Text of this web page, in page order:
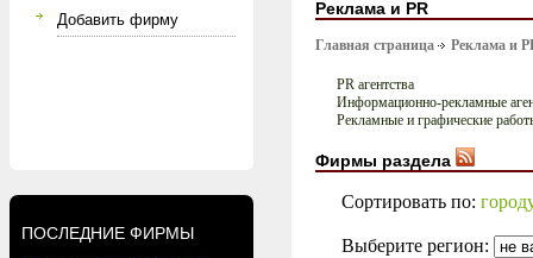
Добавить фирму
ПОСЛЕДНИЕ ФИРМЫ
Реклама и PR
Главная страница Реклама и
PR агентства
Информационно-рекламные
Рекламные и графические
Фирмы раздела
Сортировать по:
Выберите регион: